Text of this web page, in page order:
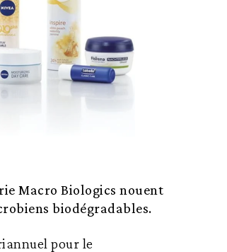
Macro Biologics nouent
biodégradables.
pour le